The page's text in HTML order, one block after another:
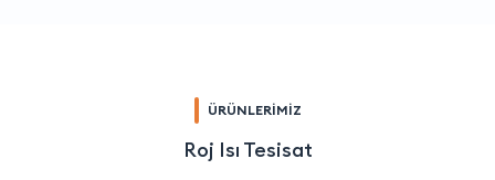
ÜRÜNLERİMİZ
Roj Isı Tesisat